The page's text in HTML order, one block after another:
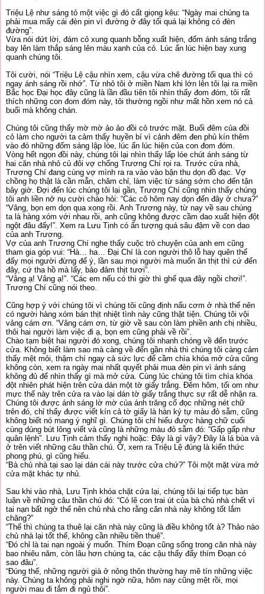
Triệu Lệ như sáng tỏ một việc gì đó cất giọng kêu: “Ngày mai chúng ta
phải mua mấy cái đèn pin vì đường ở đây tối quá lại không có đèn
đường”.
Vừa nói dứt lời, đám cỏ xung quanh bỗng xuất hiện, đốm ánh sáng trắng
bay lên làm thắp sáng lên màu xanh của cỏ. Lúc ẩn lúc hiện bay xung
quanh chúng tôi.
Tôi cười, nói “Triệu Lệ cậu nhìn xem, cậu vừa chê đường tối qua thì có
ngay ánh sáng rồi nhớ”. Từ nhỏ tôi ở miền Nam khi lớn lên tôi lại ra miền
Bắc học Đại học đây cũng là lần đầu tiên tôi nhìn thấy đom đóm, tôi rất
thích những con đom đóm này, tôi thường ngồi như mất hồn xem nó cả
buổi mà không chán.
Chúng tôi cũng thấy mờ mờ ảo ảo đồi cỏ trước mặt. Buổi đêm của đồi
cỏ làm cho người ta cảm thấy huyền bí vì cảnh đêm đen phủ kín thêm
vào đó những đốm sáng lập lòe, lúc ẩn lúc hiện của con đom đóm.
Vòng hết ngọn đồi này, chúng tôi lại nhìn thấy lấp lóe chút ánh sáng từ
hai căn nhà nhỏ củ đôi vợ chống Trương Chí rọi ra. Trước cửa nhà,
Trương Chí đang cùng vợ mình ra ra vào vào bận thu dọn đồ đạc. Vợ
chồng họ thật là cần mẫn, chăm chỉ, làm việc từ sáng sớm cho đến tận
bây giờ. Đợi đến lúc chúng tôi lại gần, Trương Chí cũng nhìn thấy chúng
tôi anh liền nở nụ cười chào hỏi: “Các cô hôm nay dọn đến đây ở chưa?”
“Vâng, bọn em dọn qua xong rồi. Anh Trương này, từ nay về sau chúng
ta là hàng xóm với nhau rồi, anh cũng không được cầm dao xuất hiện đột
ngột đâu đấy!”. Xem ra Lưu Tịnh có ấn tượng quá sâu đậm về con dao
của anh Trương.
Vợ của anh Trương Chí nghe thấy cuộc trò chuyện của anh em cũng
tham gia góp vui: “Hà… ha… Đại Chí là con người thô lỗ hay quên thế
đấy mọi người đừng để ý, lần sau mọi người mà muốn ăn thịt thì cứ đến
đây, cứ tha hồ mà lấy, bảo đảm thịt tươi”.
“Vâng ạ! Vâng ạ!”. “Các em nếu có thì giờ thì ghế qua đây ngồi chơi!”.
Trương Chí cũng nói theo.
Cũng hợp ý với chúng tôi vì chúng tôi cũng định nấu cơm ở nhà thế nên
có người hàng xóm bán thịt nhiệt tình này cũng thật tiện. Chúng tôi vội
vảng cám ơn. “Vâng cám ơn, từ giờ về sau còn làm phiền anh chị nhiều,
thôi hai người làm việc đi ạ, bọn em cũng phải về rồi”.
Chào tạm biệt hai người đó xong, chúng tôi nhanh chóng về đến trước
cửa. Không biết làm sao mà càng về đến gần nhà thì chúng tôi càng cảm
thấy mệt mỏi, thậm chí ngay cả sức lực để cầm chìa khóa mở cửa cũng
không còn, xem ra ngày mai nhất quyết phải mua đèn pin vì ánh sáng
không đủ để nhìn thấy gì mà mở cửa. Cùng lúc chúng tôi tìm chìa khóa
đột nhiên phát hiện trên cửa dán một tờ giấy trắng. Đêm hôm, tối om như
mực thế này trên cửa ra vào lại dán tờ giấy trắng thực sự rất dễ nhận ra.
Chúng tôi được ánh sáng lờ mờ của ánh trăng cố đọc những nét chữ
trên đó, chỉ thấy được viết kín cả tờ giấy là hàn ký tự màu đỏ sẫm, cũng
không biết nó mang ý nghĩ gì. Chúng tôi chỉ hiểu được hàng chữ cuối
cùng dúng bút lông viết và cũng là những màu đỏ sẫm đó: “Gấp gấp như
quân lệnh”. Lưu Tịnh cảm thấy nghi hoặc: Đây là gì vậy? Đây là lá bùa và
ở trên viết những câu thần chú. Ờ, xem ra Triệu Lệ đúng là kiến thức
phong phú, gì cũng hiểu.
“Bà chủ nhà tại sao lại dán cái này trước cửa chứ?” Tôi một mặt vừa mở
cửa mặt khác tự nhủ.
Sau khi vào nhà, Lưu Tịnh khóa chặt cửa lại, chúng tôi lại tiếp tục bàn
luận về những câu thần chú đó: “Có lẽ con trai út của bà chủ nhà chết vì
tai nạn bất ngờ thế nên chủ nhà cho rằng căn nhà này không tốt lắm
chăng?”
“Thế thì chúng ta thuê lại căn nhà này cũng là điều không tốt à? Thảo nào
chủ nhà lại tốt thế, không cần nhiều tiền thuê”.
“Đó chỉ là tai nạn ngoài ý muốn. Thím Đoạn cũng sống trong căn nhà này
bao nhiêu năm, còn lâu hơn chúng ta, các cậu thấy đấy thím Đoạn có
sao đâu”.
“Đúng thế, những người già ở nông thôn thường hay mê tín những việc
này. Chúng ta không phải nghi ngờ nữa, hôm nay cũng mệt rồi, mọi
người mau đi tắm đi ngủ thôi”.